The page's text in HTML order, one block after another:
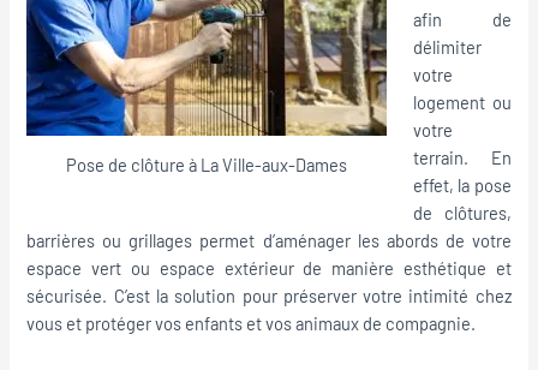
Pose de clôture à La Ville-aux-Dames
afin de
délimiter
votre
logement ou
votre
terrain. En
effet, la pose
de clôtures,
barrières ou grillages permet d’aménager les abords de votre
espace vert ou espace extérieur de manière esthétique et
sécurisée. C’est la solution pour préserver votre intimité chez
vous et protéger vos enfants et vos animaux de compagnie.